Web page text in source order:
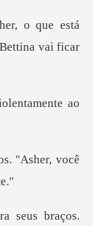
que está
"Asher, você